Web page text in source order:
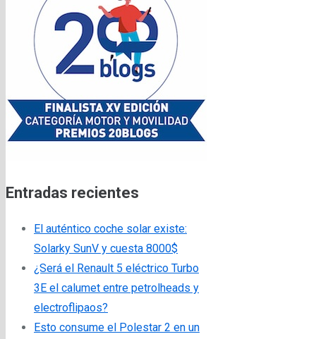
Entradas recientes
El auténtico coche solar existe:
Solarky SunV y cuesta 8000$
¿Será el Renault 5 eléctrico Turbo
3E el calumet entre petrolheads y
electroflipaos?
Esto consume el Polestar 2 en un